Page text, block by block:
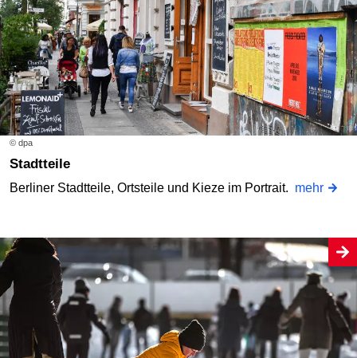
© dpa
Stadtteile
Berliner Stadtteile, Ortsteile und Kieze im Portrait. mehr